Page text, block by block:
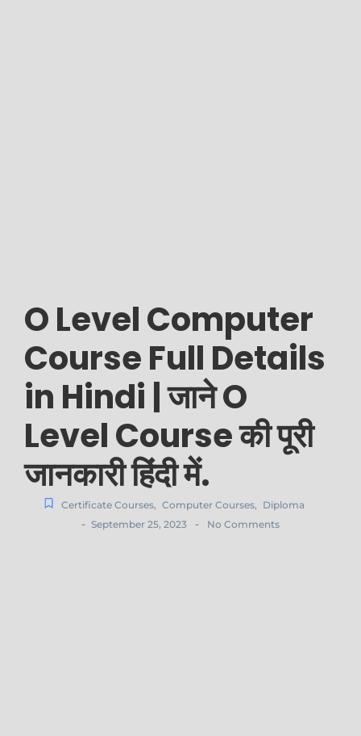
O Level Computer
Course Full Details
in Hindi | जाने O
Level Course की पूरी
जानकारी हिंदी में.
Certificate Courses, Computer Courses, Diploma
- September 25, 2023 - No Comments